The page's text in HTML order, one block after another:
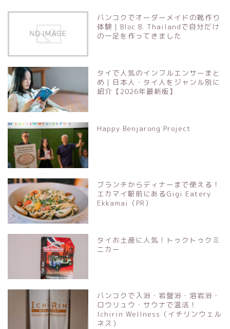
バンコクでオーダーメイドの靴作り
体験｜Bloc B. Thailandで自分だけ
の一足を作ってきました
タイで人気のインフルエンサーまと
め｜日本人・タイ人をジャンル別に
紹介【2026年最新版】
Happy Benjarong Project
ブランチからディナーまで使える！
エカマイ駅前にあるGigi Eatery
Ekkamai（PR）
タイお土産に人気！トゥクトゥクミ
ニカー
バンコクで入浴・岩盤浴・溶岩浴・
ロウリュウ・サウナで温活！
Ichirin Wellness（イチリンウェル
ネス）